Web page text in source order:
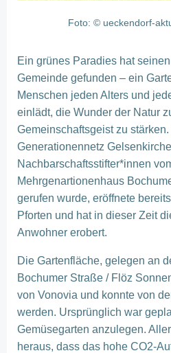
Foto: © ueckendorf-
Ein grünes Paradies hat
Gemeinde gefunden – ein
Menschen jeden Alters und
einlädt, die Wunder der Natur
Gemeinschaftsgeist zu
Generationennetz
Nachbarschaftsstifter*innen
Mehrgenartionenhaus
gerufen wurde, eröffnete
Pforten und hat in dieser Zeit
Anwohner erobert.
Die Gartenfläche, gelegen an
Bochumer Straße / Flöz
von Vonovia und konnte von
werden. Ursprünglich war
Gemüsegarten anzulegen.
heraus, dass das hohe CO2-